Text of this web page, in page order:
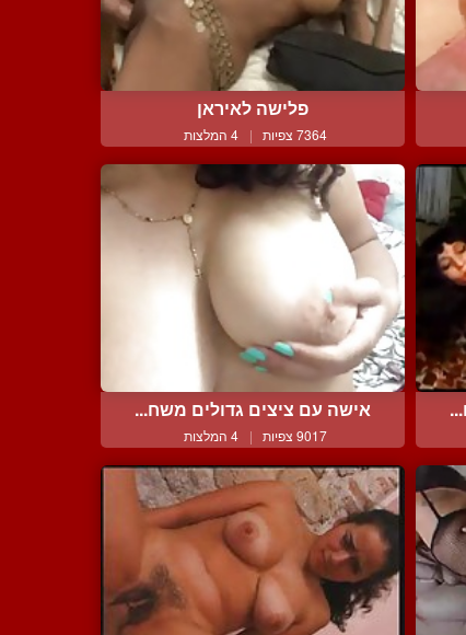
פלישה לאיראן
7364 צפיות | 4 המלצות
אישה עם ציצים גדולים משח...
9017 צפיות | 4 המלצות